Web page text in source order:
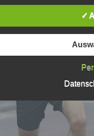
ausgeführte Vorgang oder
Zusammenhang mit
das Erfassen, die
Anpassung oder
Verwendung, die
eine andere Form der
Einschränkung der
personenbezogener Daten
einzuschränken.
✓